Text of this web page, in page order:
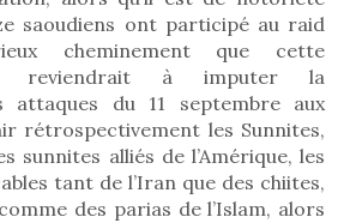
saoudiens ont participé au raid
cheminement que cette
reviendrait à imputer la
attaques du 11 septembre aux
rétrospectivement les Sunnites,
sunnites alliés de l’Amérique, les
tant de l’Iran que des chiites,
des parias de l’Islam, alors